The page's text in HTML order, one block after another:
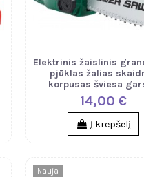
Elektrinis žaislinis
pjūklas žalias
korpusas šviesa
14,00 €
Į krepšelį
Nauja